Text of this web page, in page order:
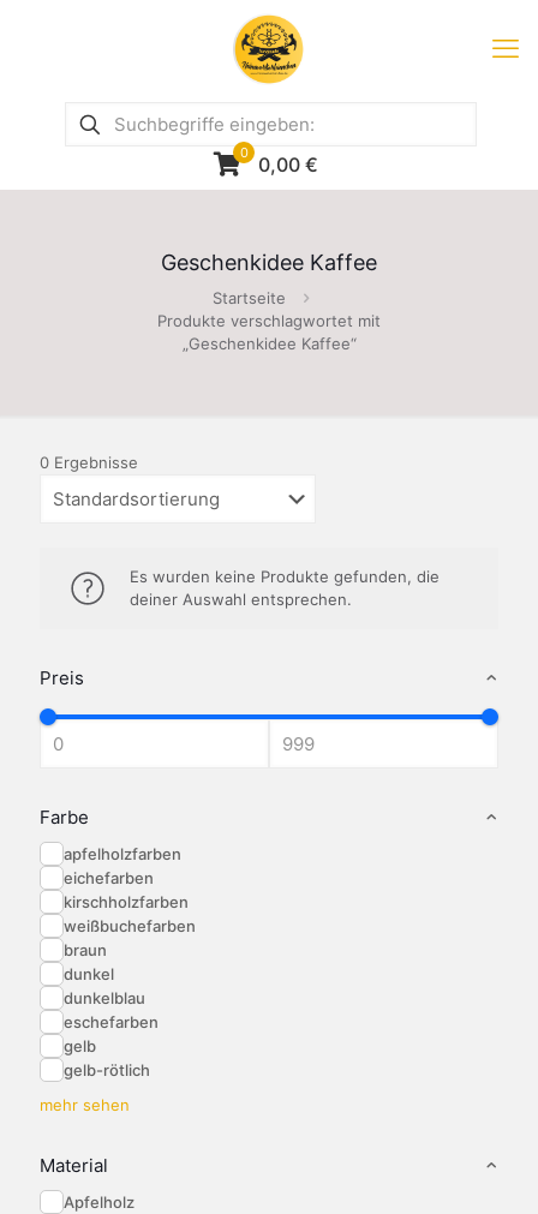
0 0,00 €
Geschenkidee Kaffee
Startseite
Produkte verschlagwortet mit
„Geschenkidee Kaffee“
Preis
Farbe
apfelholzfarben
eichefarben
kirschholzfarben
weißbuchefarben
braun
dunkel
dunkelblau
eschefarben
gelb
gelb-rötlich
mehr sehen
Material
Apfelholz
0 Ergebnisse
Es wurden keine Produkte gefunden, die
deiner Auswahl entsprechen.